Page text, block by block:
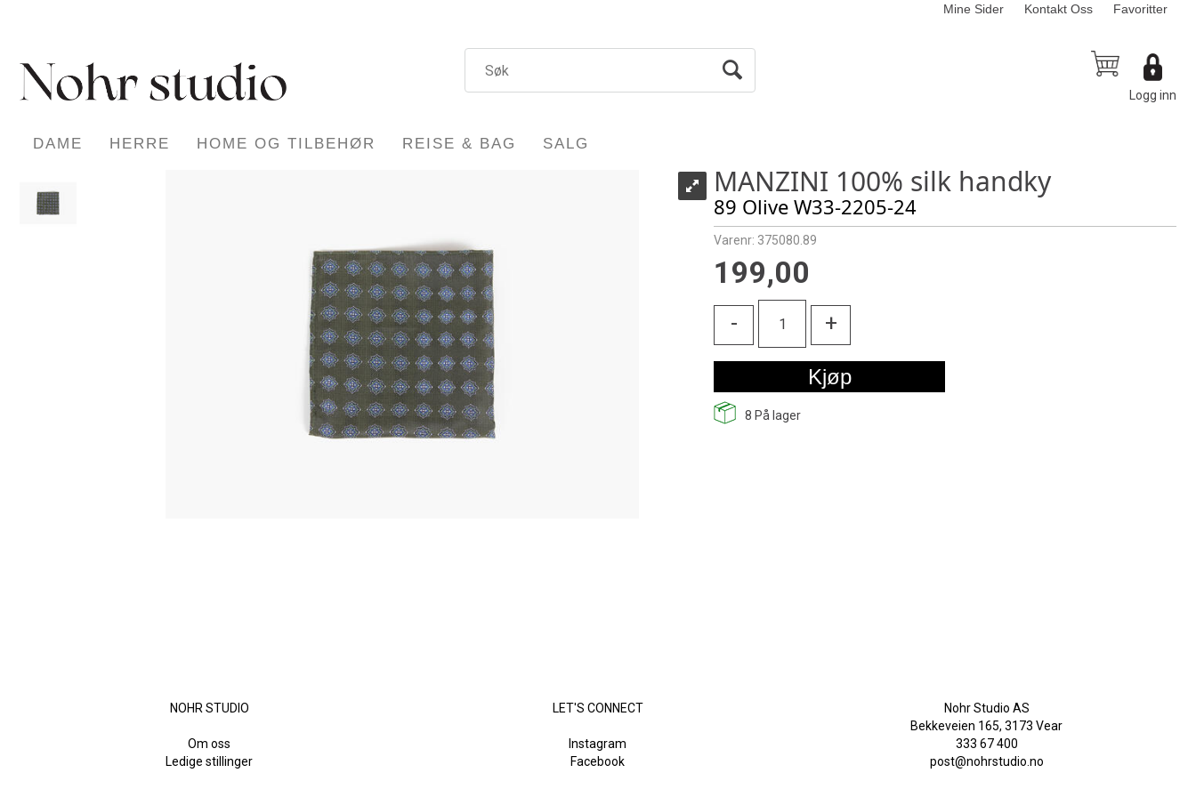
Mine Sider Kontakt Oss Favoritter
Logg inn
DAME HERRE HOME OG TILBEHØR REISE & BAG SALG
MANZINI 100% silk handky
89 Olive W33-2205-24
Varenr: 375080.89
199,00
- +
Kjøp
8 På lager
NOHR STUDIO
Om oss
Ledige stillinger
LET'S CONNECT
Instagram
Facebook
Nohr Studio AS
Bekkeveien 165, 3173 Vear
333 67 400
post@nohrstudio.no